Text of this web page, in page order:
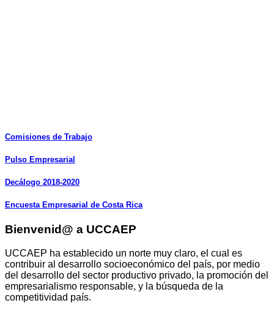
Comisiones de Trabajo
Pulso Empresarial
Decálogo 2018-2020
Encuesta Empresarial de Costa Rica
Bienvenid@ a UCCAEP
UCCAEP ha establecido un norte muy claro, el cual es
contribuir al desarrollo socioeconómico del país, por medio
del desarrollo del sector productivo privado, la promoción del
empresarialismo responsable, y la búsqueda de la
competitividad país.